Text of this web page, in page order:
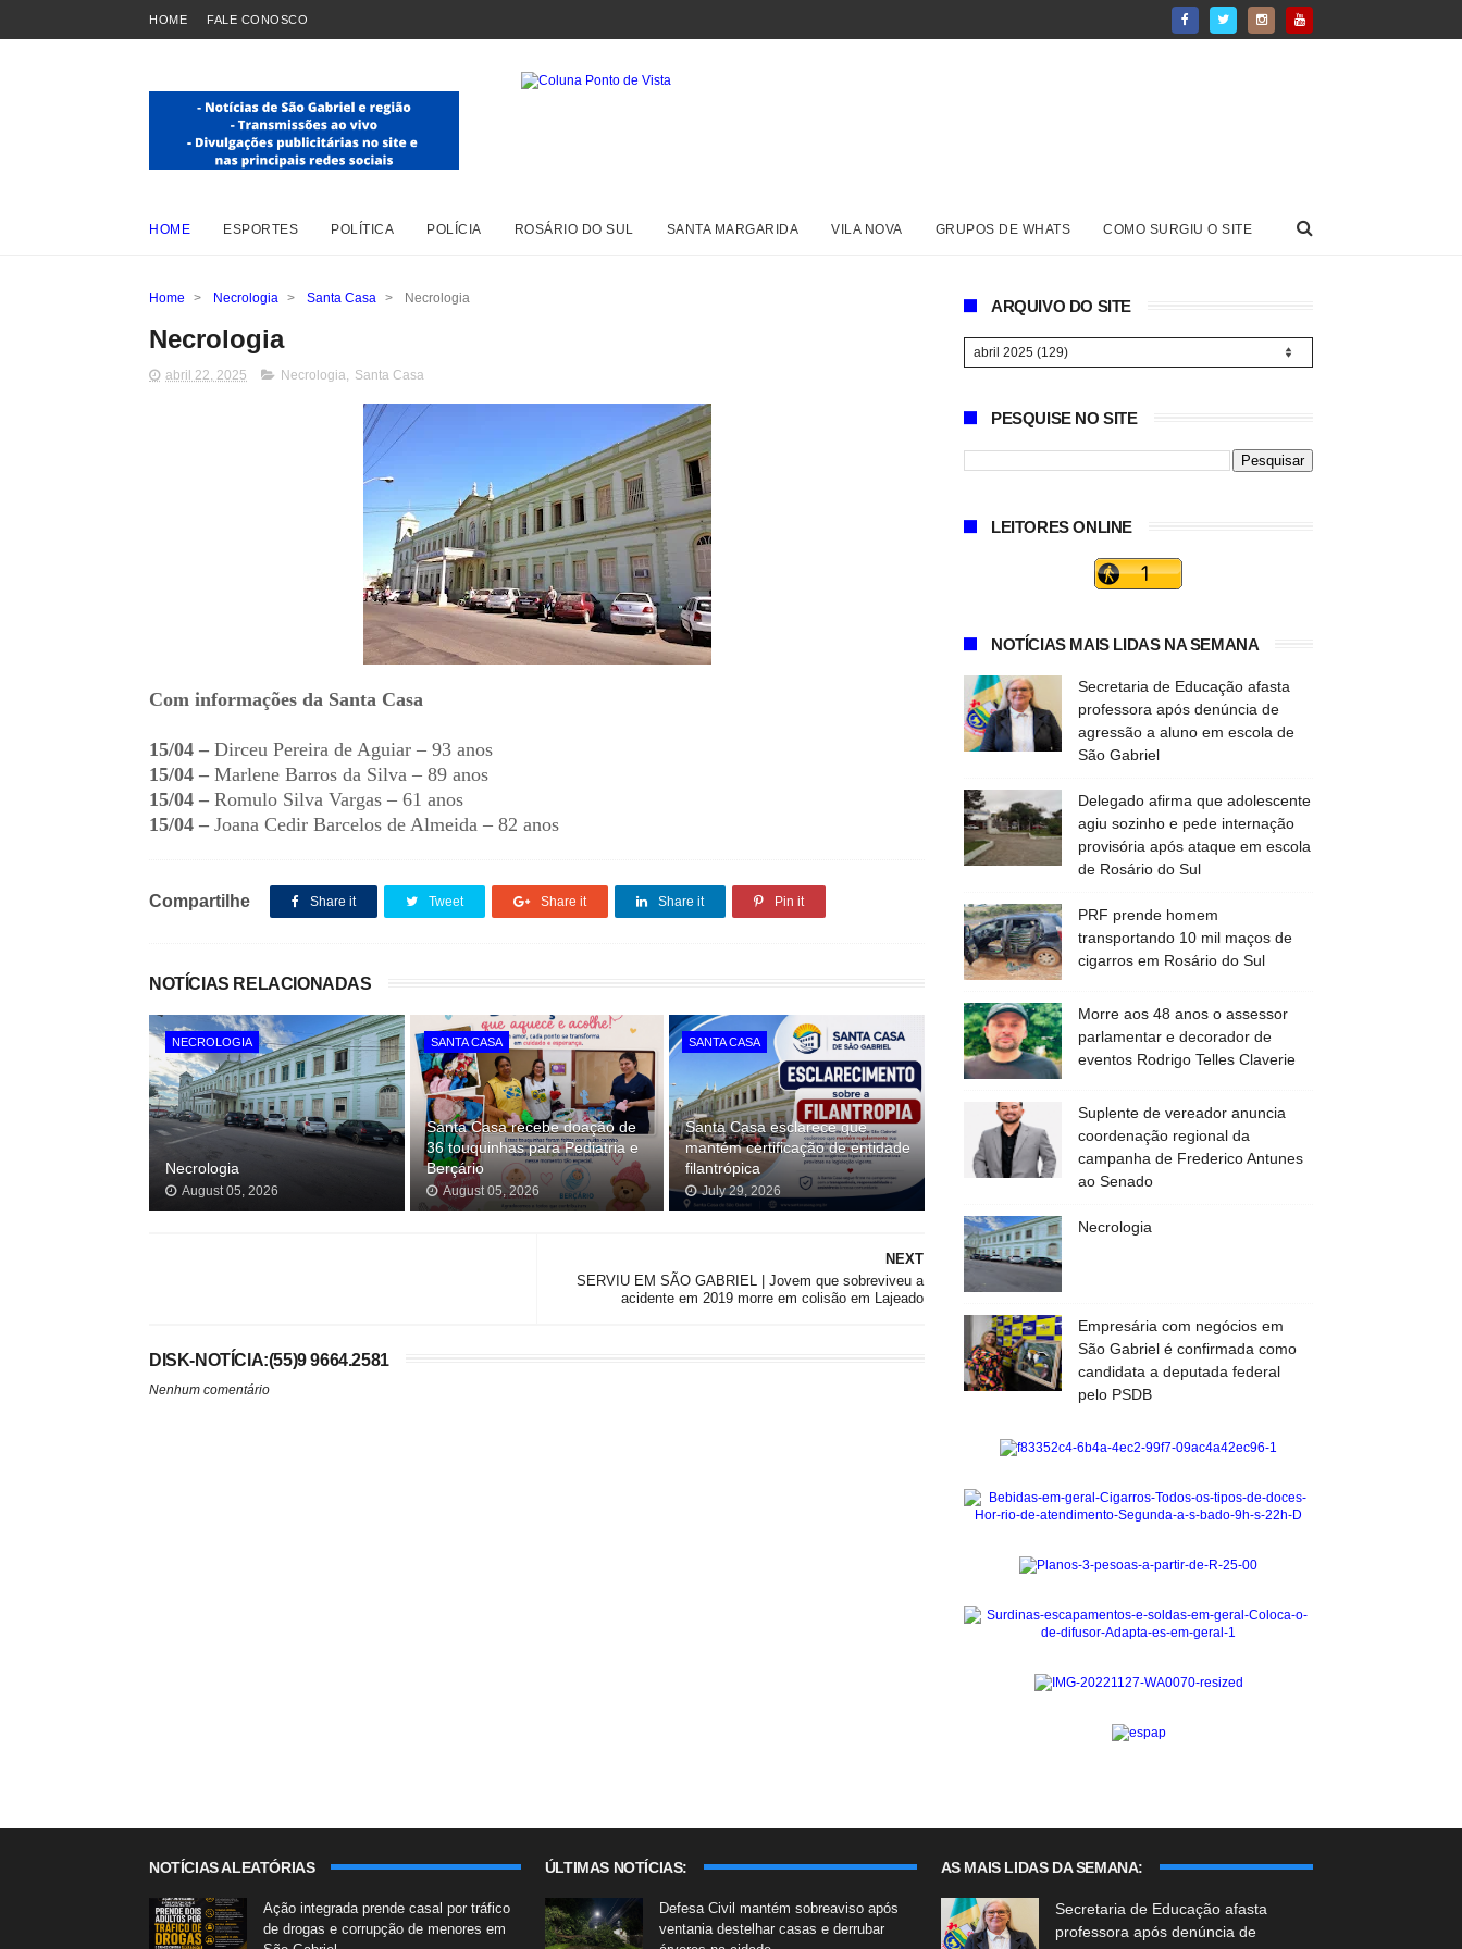
HOME FALE CONOSCO
HOME ESPORTES POLÍTICA POLÍCIA ROSÁRIO DO SUL SANTA MARGARIDA VILA NOVA GRUPOS DE WHATS COMO SURGIU O SITE
Home > Necrologia > Santa Casa > Necrologia
Necrologia
abril 22, 2025 Necrologia, Santa Casa
Com informações da Santa Casa
15/04 – Dirceu Pereira de Aguiar – 93 anos
15/04 – Marlene Barros da Silva – 89 anos
15/04 – Romulo Silva Vargas – 61 anos
15/04 – Joana Cedir Barcelos de Almeida – 82 anos
Compartilhe Share it Tweet Share it Share it Pin it
NOTÍCIAS RELACIONADAS
NECROLOGIA
Necrologia
August 05, 2026
SANTA CASA
Santa Casa recebe doação de
36 touquinhas para Pediatria e
Berçário
August 05, 2026
SANTA CASA
Santa Casa esclarece que
mantém certificação de entidade
filantrópica
July 29, 2026
NEXT
SERVIU EM SÃO GABRIEL | Jovem que sobreviveu a
acidente em 2019 morre em colisão em Lajeado
DISK-NOTÍCIA:(55)9 9664.2581
Nenhum comentário
ARQUIVO DO SITE
PESQUISE NO SITE
LEITORES ONLINE
NOTÍCIAS MAIS LIDAS NA SEMANA
Secretaria de Educação afasta
professora após denúncia de
agressão a aluno em escola de
São Gabriel
Delegado afirma que adolescente
agiu sozinho e pede internação
provisória após ataque em escola
de Rosário do Sul
PRF prende homem
transportando 10 mil maços de
cigarros em Rosário do Sul
Morre aos 48 anos o assessor
parlamentar e decorador de
eventos Rodrigo Telles Claverie
Suplente de vereador anuncia
coordenação regional da
campanha de Frederico Antunes
ao Senado
Necrologia
Empresária com negócios em
São Gabriel é confirmada como
candidata a deputada federal
pelo PSDB
NOTÍCIAS ALEATÓRIAS
Ação integrada prende casal por tráfico
de drogas e corrupção de menores em
ÚLTIMAS NOTÍCIAS:
Defesa Civil mantém sobreaviso após
ventania destelhar casas e derrubar
AS MAIS LIDAS DA SEMANA:
Secretaria de Educação afasta
professora após denúncia de